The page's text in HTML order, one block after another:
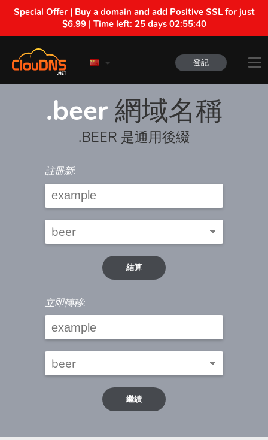
Special Offer | Buy a domain and add Positive SSL for just
$6.99 | Time left: 25 days 02:55:40
登記
.beer網域名稱
.BEER 是通用後綴
註冊新:
結算
立即轉移:
繼續